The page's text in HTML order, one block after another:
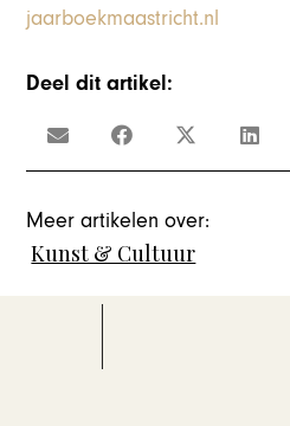
jaarboekmaastricht.nl
Deel dit artikel:
Meer artikelen over:
Kunst & Cultuur